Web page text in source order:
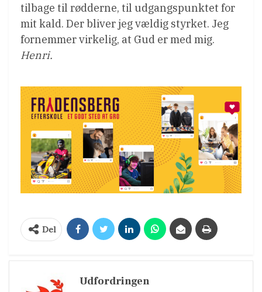
tilbage til rødderne, til udgangspunktet for
mit kald. Der bliver jeg vældig styrket. Jeg
fornemmer virkelig, at Gud er med mig.
Henri.
Del
Udfordringen